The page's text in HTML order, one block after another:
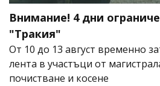
Внимание! 4 дни
"Тракия"
От 10 до 13 август временно
лента в участъци от
почистване и косене